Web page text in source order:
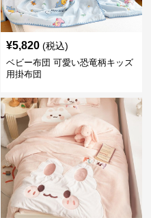
¥5,820 (税込)
ベビー布団 可愛い恐竜柄キッズ
用掛布団